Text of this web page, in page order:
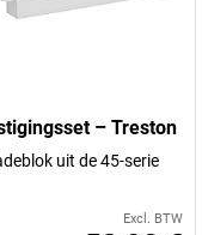
– Treston
uit de 45-serie
Excl. BTW